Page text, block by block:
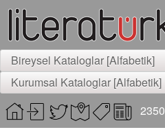
Bireysel Kataloglar [Alfabetik]
Kurumsal Kataloglar [Alfabetik]
2350